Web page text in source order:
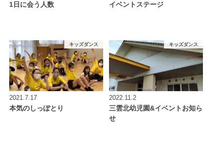
1日に会う人数 イベントステージ
キッズダンス
2021.7.17
本気のしっぽとり
キッズダンス
2022.11.2
三雲北幼児園&イベントお知ら
せ